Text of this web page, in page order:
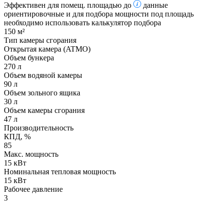
Эффективен для помещ. площадью до
данные
ориентировочные и для подбора мощности под площадь
необходимо использовать калькулятор подбора
150 м²
Тип камеры сгорания
Открытая камера (ATMO)
Объем бункера
270 л
Объем водяной камеры
90 л
Объем зольного ящика
30 л
Объем камеры сгорания
47 л
Производительность
КПД, %
85
Макс. мощность
15 кВт
Номинальная тепловая мощность
15 кВт
Рабочее давление
3